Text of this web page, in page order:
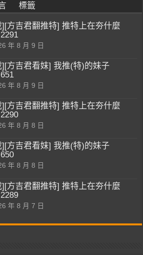
標籤
][方吉君翻推特] 推特上在夯什麼
年 8 月 9 日
][方吉君看妹] 我推(特)的妹子
年 8 月 9 日
][方吉君翻推特] 推特上在夯什麼
年 8 月 8 日
][方吉君看妹] 我推(特)的妹子
年 8 月 8 日
][方吉君翻推特] 推特上在夯什麼
年 8 月 7 日